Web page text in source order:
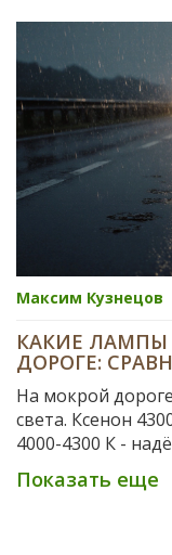
Максим Кузнецов
КАКИЕ
ДОРОГЕ:
КСЕНОНОВ И
На мокрой
света. Ксенон
4000-4300 К -
старых фарах
Показать еще